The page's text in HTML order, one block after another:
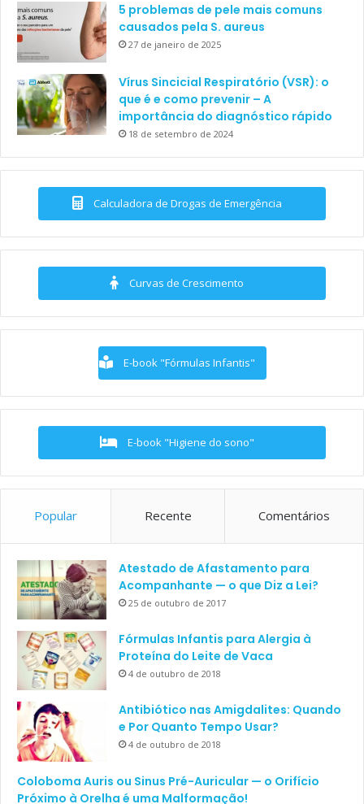
5 problemas de pele mais comuns
causados pela S. aureus
27 de janeiro de 2025
Vírus Sincicial Respiratório (VSR): o
que é e como prevenir – A
importância do diagnóstico rápido
18 de setembro de 2024
Calculadora de Drogas de Emergência
Curvas de Crescimento
E-book "Fórmulas Infantis"
E-book "Higiene do sono"
Popular Recente Comentários
Atestado de Afastamento para
Acompanhante — o que Diz a Lei?
25 de outubro de 2017
Fórmulas Infantis para Alergia à
Proteína do Leite de Vaca
4 de outubro de 2018
Antibiótico nas Amigdalites: Quando
e Por Quanto Tempo Usar?
4 de outubro de 2018
Coloboma Auris ou Sinus Pré-Auricular — o Orifício
Próximo à Orelha é uma Malformação!